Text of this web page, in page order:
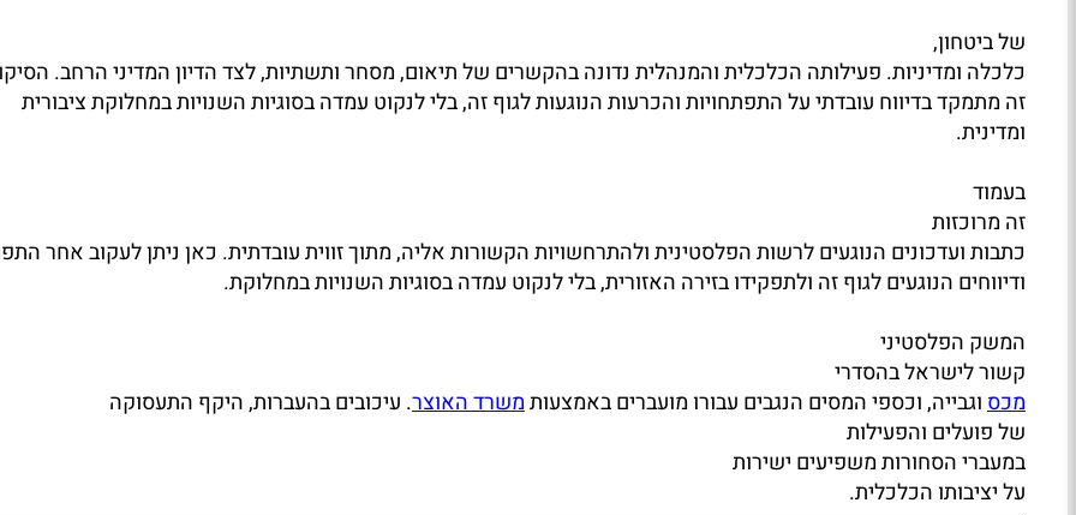
של ביטחון,
כלכלה ומדיניות. פעילותה הכלכלית והמנהלית נדונה בהקשרים של תיאום, מסחר ותשתיות, לצד הדיון המדיני הרחב.
זה מתמקד בדיווח עובדתי על התפתחויות והכרעות הנוגעות לגוף זה, בלי לנקוט עמדה בסוגיות השנויות במחלוקת ציבורית
ומדינית.
בעמוד
זה מרוכזות
כתבות ועדכונים הנוגעים לרשות הפלסטינית ולהתרחשויות הקשורות אליה, מתוך זווית עובדתית. כאן ניתן לעקוב אחר
ודיווחים הנוגעים לגוף זה ולתפקידו בזירה האזורית, בלי לנקוט עמדה בסוגיות השנויות במחלוקת.
המשק הפלסטיני
קשור לישראל בהסדרי
מכסוגבייה, וכספי המסים הנגבים עבורו מועברים באמצעותמשרד האוצר. עיכובים בהעברות, היקף התעסוקה
של פועלים והפעילות
במעברי הסחורות משפיעים ישירות
על יציבותו הכלכלית.